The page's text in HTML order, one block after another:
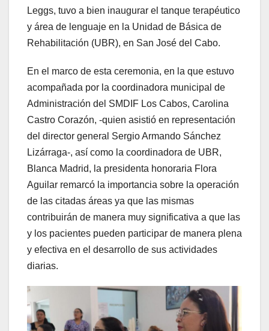
Leggs, tuvo a bien inaugurar el tanque terapéutico
y área de lenguaje en la Unidad de Básica de
Rehabilitación (UBR), en San José del Cabo.
En el marco de esta ceremonia, en la que estuvo
acompañada por la coordinadora municipal de
Administración del SMDIF Los Cabos, Carolina
Castro Corazón, -quien asistió en representación
del director general Sergio Armando Sánchez
Lizárraga-, así como la coordinadora de UBR,
Blanca Madrid, la presidenta honoraria Flora
Aguilar remarcó la importancia sobre la operación
de las citadas áreas ya que las mismas
contribuirán de manera muy significativa a que las
y los pacientes pueden participar de manera plena
y efectiva en el desarrollo de sus actividades
diarias.